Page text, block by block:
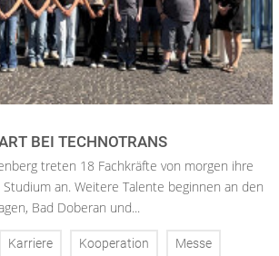
BEI TECHNOTRANS
treten 18 Fachkräfte von morgen ihre
an. Weitere Talente beginnen an den
Bad Doberan und...
Karriere Kooperation Messe